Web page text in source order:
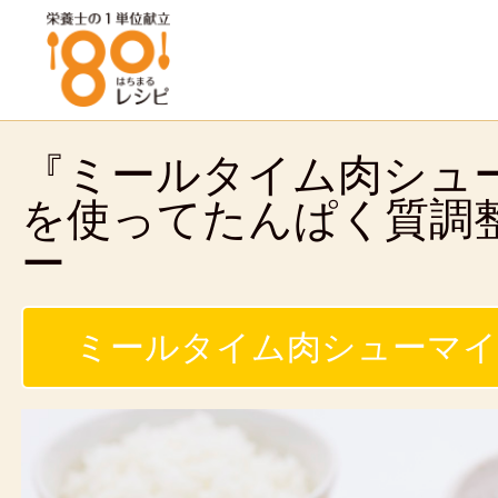
『ミールタイム肉シュ
を使ってたんぱく質調
ー
ミールタイム肉シューマ